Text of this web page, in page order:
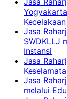
Jasa
Kecelakaan
Jasa
SWDKLLJ
Instansi
Jasa
Jasa
melalui